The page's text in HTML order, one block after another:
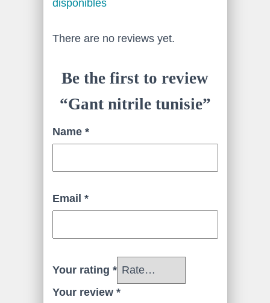
disponibles
There are no reviews yet.
Be the first to review
“Gant nitrile tunisie”
Name *
Email *
Your rating *
Your review *